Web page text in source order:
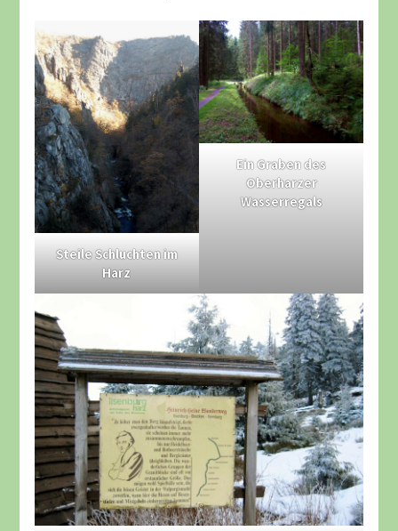
Steile Schluchten im
Harz
Ein Graben des
Oberharzer
Wasserregals